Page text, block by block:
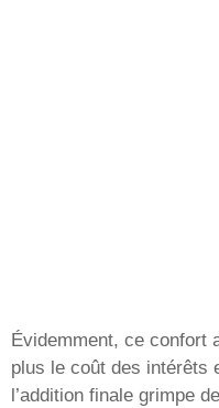
Évidemment, ce confort
plus le coût des intérêts
l’addition finale grimpe